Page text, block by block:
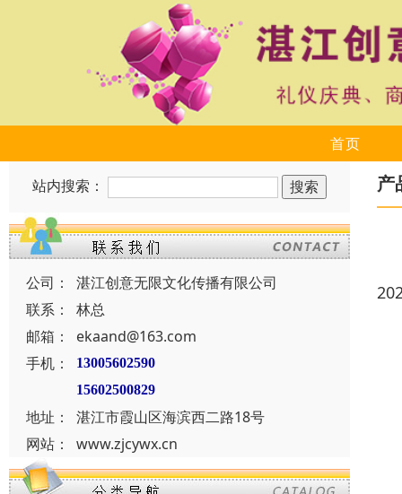
首页
站内搜索：
公司：
湛江创意无限文化传播有限公司
联系：
林总
邮箱：
ekaand@163.com
手机：
13005602590
15602500829
地址：
湛江市霞山区海滨西二路18号
网站：
www.zjcywx.cn
产